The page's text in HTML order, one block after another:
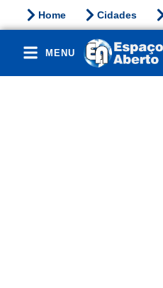
Home Cidades
MENU